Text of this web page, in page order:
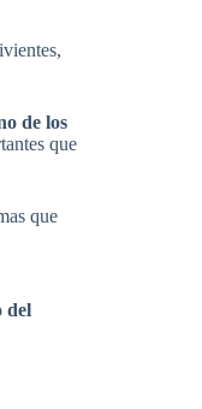
de los
que
que
del